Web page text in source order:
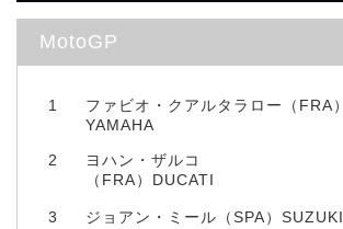
MotoGP
1
ファビオ・クアルタラロー（FRA）
YAMAHA
2
ヨハン・ザルコ
（FRA）DUCATI
3 ジョアン・ミール（SPA）SUZUKI